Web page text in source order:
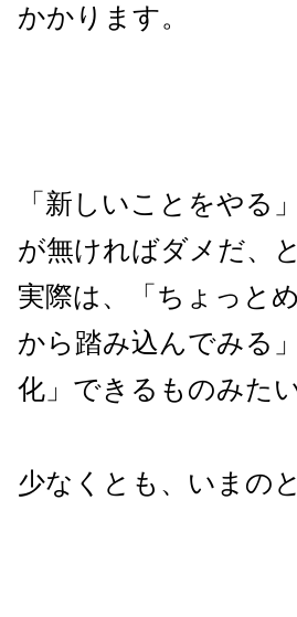
かかります。
「新しいことをやる
が無ければダメだ、
実際は、「ちょっと
から踏み込んでみる
化」できるものみた
少なくとも、いまの